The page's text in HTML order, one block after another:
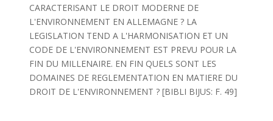
CARACTERISANT LE DROIT MODERNE DE
L'ENVIRONNEMENT EN ALLEMAGNE ? LA
LEGISLATION TEND A L'HARMONISATION ET UN
CODE DE L'ENVIRONNEMENT EST PREVU POUR LA
FIN DU MILLENAIRE. EN FIN QUELS SONT LES
DOMAINES DE REGLEMENTATION EN MATIERE DU
DROIT DE L'ENVIRONNEMENT ? [BIBLI BIJUS: F. 49]